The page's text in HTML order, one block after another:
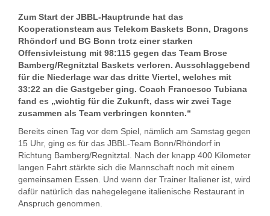
Zum Start der JBBL-Hauptrunde hat das
Kooperationsteam aus Telekom Baskets Bonn, Dragons
Rhöndorf und BG Bonn trotz einer starken
Offensivleistung mit 98:115 gegen das Team Brose
Bamberg/Regnitztal Baskets verloren. Ausschlaggebend
für die Niederlage war das dritte Viertel, welches mit
33:22 an die Gastgeber ging. Coach Francesco Tubiana
fand es „wichtig für die Zukunft, dass wir zwei Tage
zusammen als Team verbringen konnten.“
Bereits einen Tag vor dem Spiel, nämlich am Samstag gegen
15 Uhr, ging es für das JBBL-Team Bonn/Rhöndorf in
Richtung Bamberg/Regnitztal. Nach der knapp 400 Kilometer
langen Fahrt stärkte sich die Mannschaft noch mit einem
gemeinsamen Essen. Und wenn der Trainer Italiener ist, wird
dafür natürlich das nahegelegene italienische Restaurant in
Anspruch genommen.